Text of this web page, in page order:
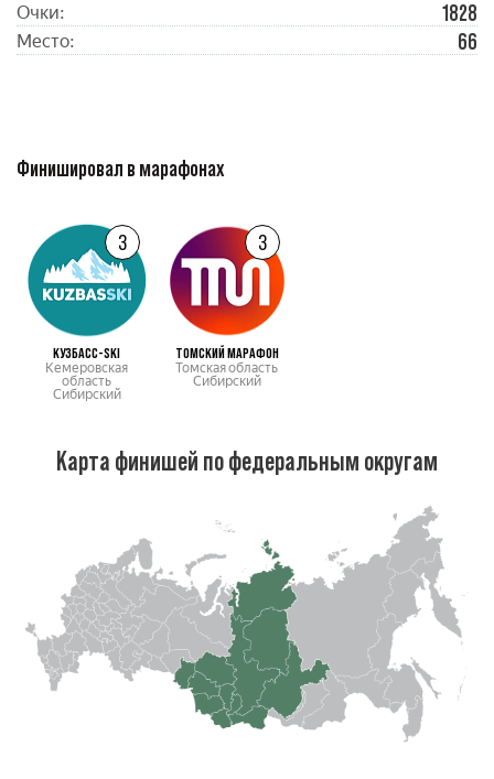
Очки: 1828
Место: 66
Финишировал в марафонах
3
КУЗБАСC-SKI
Кемеровская
область
Сибирский
3
ТОМСКИЙ МАРАФОН
Томская область
Сибирский
Карта финишей по федеральным округам